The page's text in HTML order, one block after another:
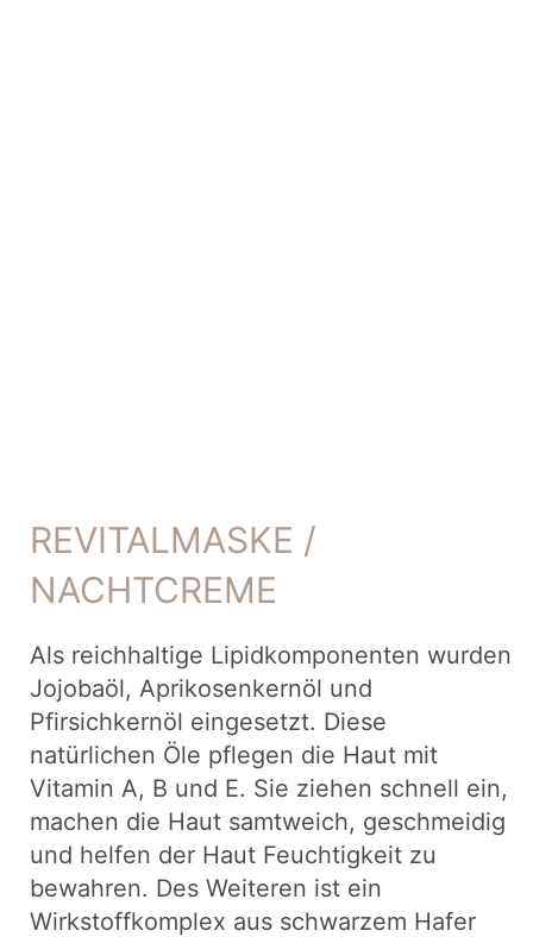
REVITALMASKE /
NACHTCREME
Als reichhaltige Lipidkomponenten wurden
Jojobaöl, Aprikosenkernöl und
Pfirsichkernöl eingesetzt. Diese
natürlichen Öle pflegen die Haut mit
Vitamin A, B und E. Sie ziehen schnell ein,
machen die Haut samtweich, geschmeidig
und helfen der Haut Feuchtigkeit zu
bewahren. Des Weiteren ist ein
Wirkstoffkomplex aus schwarzem Hafer